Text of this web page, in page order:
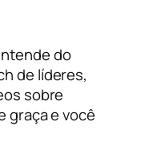
do
de líderes,
sobre
graça e você